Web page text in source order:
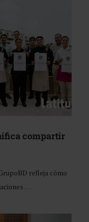
compartir
refleja cómo
…